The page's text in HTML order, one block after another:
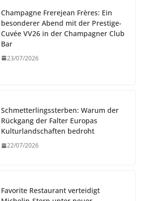
Champagne Frerejean Frères: Ein
besonderer Abend mit der Prestige-
Cuvée VV26 in der Champagner Club
Bar
23/07/2026
Schmetterlingssterben: Warum der
Rückgang der Falter Europas
Kulturlandschaften bedroht
22/07/2026
Favorite Restaurant verteidigt